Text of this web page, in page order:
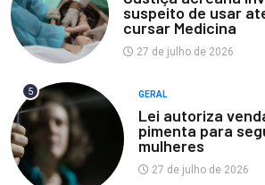
suspeito de usar
cursar Medicina
27 de julho de 2026
5 GERAL
Lei autoriza
pimenta para
mulheres
27 de julho de 2026